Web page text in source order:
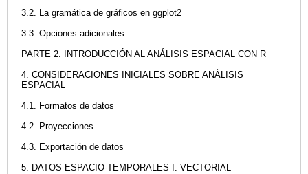
3.2. La gramática de gráficos en ggplot2
3.3. Opciones adicionales
PARTE 2. INTRODUCCIÓN AL ANÁLISIS ESPACIAL CON R
4. CONSIDERACIONES INICIALES SOBRE ANÁLISIS
ESPACIAL
4.1. Formatos de datos
4.2. Proyecciones
4.3. Exportación de datos
5. DATOS ESPACIO-TEMPORALES I: VECTORIAL